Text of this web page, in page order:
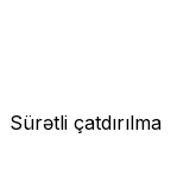
Sürətli çatdırılma